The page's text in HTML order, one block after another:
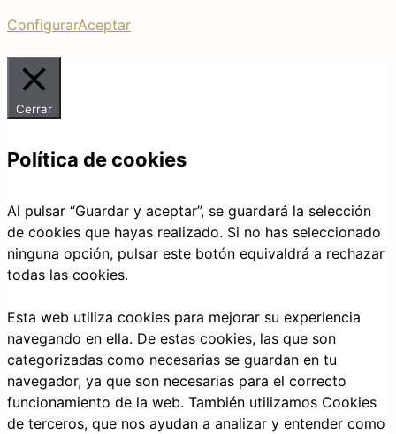
ConfigurarAceptar
Cerrar
Política de cookies
Al pulsar “Guardar y aceptar”, se guardará la selección
de cookies que hayas realizado. Si no has seleccionado
ninguna opción, pulsar este botón equivaldrá a rechazar
todas las cookies.
Esta web utiliza cookies para mejorar su experiencia
navegando en ella. De estas cookies, las que son
categorizadas como necesarias se guardan en tu
navegador, ya que son necesarias para el correcto
funcionamiento de la web. También utilizamos Cookies
de terceros, que nos ayudan a analizar y entender como